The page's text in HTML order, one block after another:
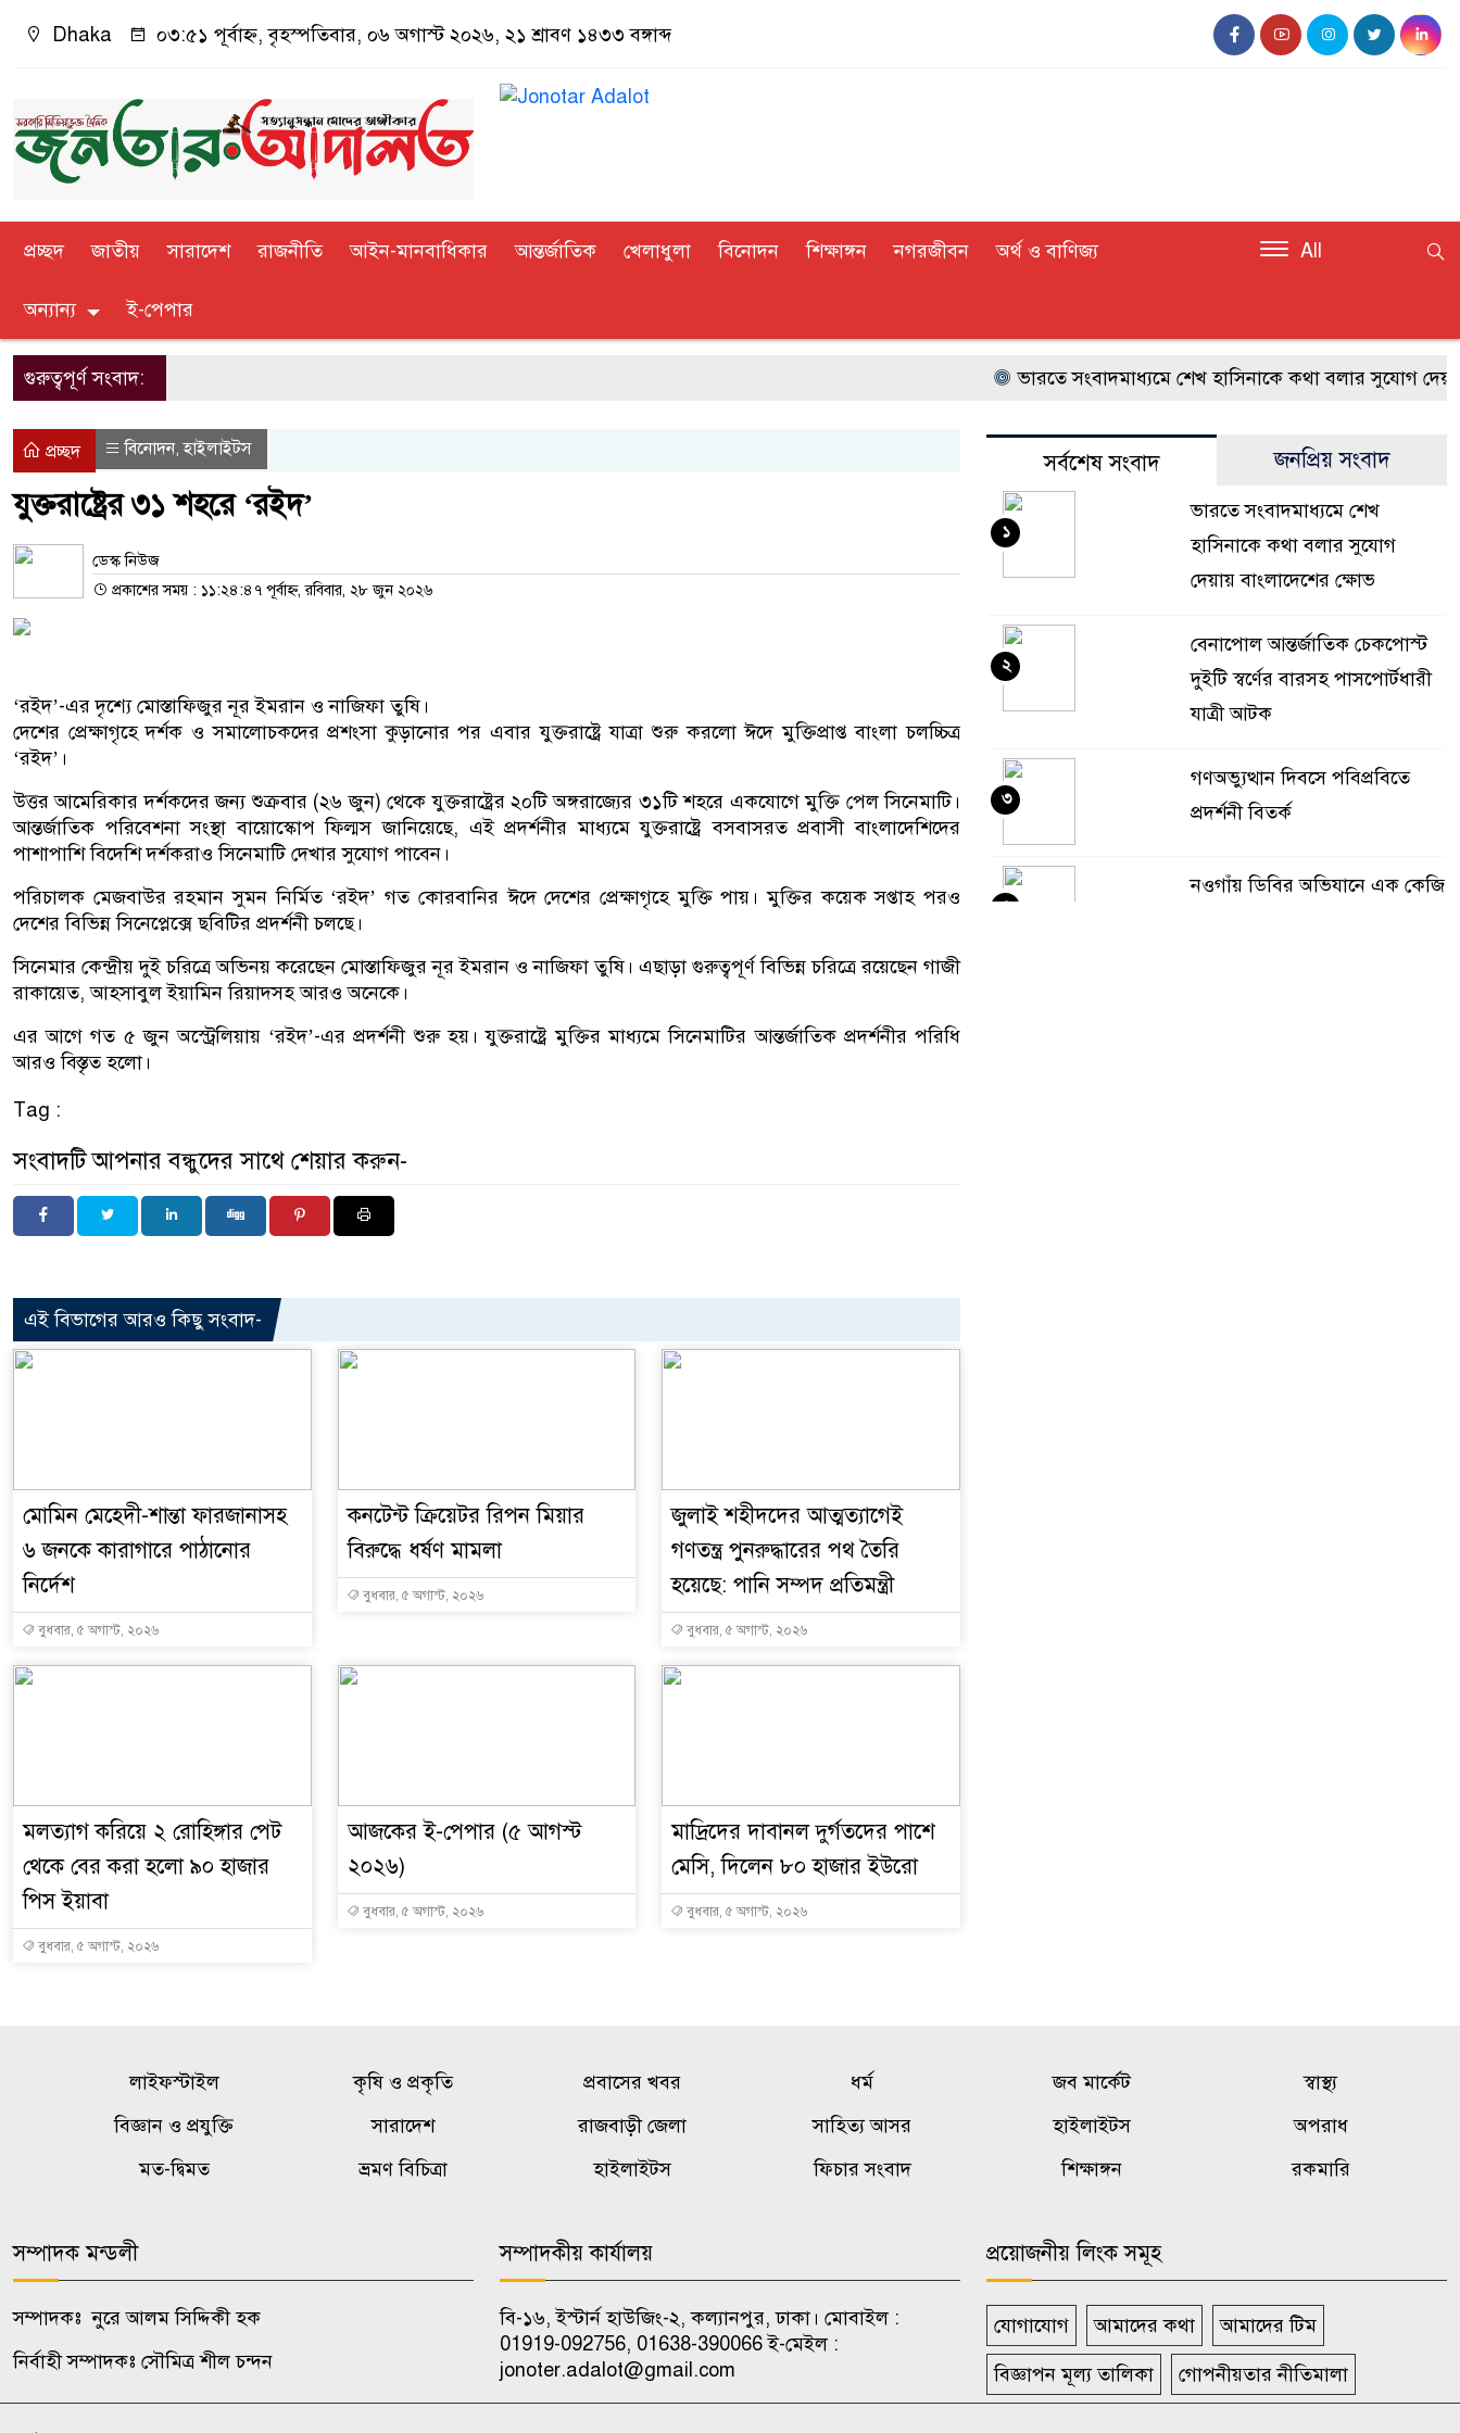
Dhaka ০৩:৫১ পূর্বাহ্ন, বৃহস্পতিবার, ০৬ অগাস্ট ২০২৬, ২১ শ্রাবণ ১৪৩৩ বঙ্গাব্দ
প্রচ্ছদ জাতীয় সারাদেশ রাজনীতি আইন-মানবাধিকার আন্তর্জাতিক খেলাধুলা বিনোদন শিক্ষাঙ্গন নগরজীবন অর্থ ও বাণিজ্য
অন্যান্য ই-পেপার
All
গুরুত্বপূর্ণ সংবাদ: ভারতে সংবাদমাধ্যমে শেখ হাসিনাকে কথা বলার সুযোগ দেয়ায়
প্রচ্ছদ বিনোদন,হাইলাইটস
যুক্তরাষ্ট্রের ৩১ শহরে ‘রইদ’
ডেস্ক নিউজ
প্রকাশের সময় : ১১:২৪:৪৭ পূর্বাহ্ন, রবিবার, ২৮ জুন ২০২৬
‘রইদ’-এর দৃশ্যে মোস্তাফিজুর নূর ইমরান ও নাজিফা তুষি।
দেশের প্রেক্ষাগৃহে দর্শক ও সমালোচকদের প্রশংসা কুড়ানোর পর এবার যুক্তরাষ্ট্রে যাত্রা শুরু করলো ঈদে মুক্তিপ্রাপ্ত বাংলা চলচ্চিত্র
‘রইদ’।
উত্তর আমেরিকার দর্শকদের জন্য শুক্রবার (২৬ জুন) থেকে যুক্তরাষ্ট্রের ২০টি অঙ্গরাজ্যের ৩১টি শহরে একযোগে মুক্তি পেল সিনেমাটি।
আন্তর্জাতিক পরিবেশনা সংস্থা বায়োস্কোপ ফিল্মস জানিয়েছে, এই প্রদর্শনীর মাধ্যমে যুক্তরাষ্ট্রে বসবাসরত প্রবাসী বাংলাদেশিদের
পাশাপাশি বিদেশি দর্শকরাও সিনেমাটি দেখার সুযোগ পাবেন।
পরিচালক মেজবাউর রহমান সুমন নির্মিত ‘রইদ’ গত কোরবানির ঈদে দেশের প্রেক্ষাগৃহে মুক্তি পায়। মুক্তির কয়েক সপ্তাহ পরও
দেশের বিভিন্ন সিনেপ্লেক্সে ছবিটির প্রদর্শনী চলছে।
সিনেমার কেন্দ্রীয় দুই চরিত্রে অভিনয় করেছেন মোস্তাফিজুর নূর ইমরান ও নাজিফা তুষি। এছাড়া গুরুত্বপূর্ণ বিভিন্ন চরিত্রে রয়েছেন গাজী
রাকায়েত, আহসাবুল ইয়ামিন রিয়াদসহ আরও অনেকে।
এর আগে গত ৫ জুন অস্ট্রেলিয়ায় ‘রইদ’-এর প্রদর্শনী শুরু হয়। যুক্তরাষ্ট্রে মুক্তির মাধ্যমে সিনেমাটির আন্তর্জাতিক প্রদর্শনীর পরিধি
আরও বিস্তৃত হলো।
Tag :
সংবাদটি আপনার বন্ধুদের সাথে শেয়ার করুন-
এই বিভাগের আরও কিছু সংবাদ-
মোমিন মেহেদী-শান্তা ফারজানাসহ
৬ জনকে কারাগারে পাঠানোর
নির্দেশ
বুধবার, ৫ অগাস্ট, ২০২৬
কনটেন্ট ক্রিয়েটর রিপন মিয়ার
বিরুদ্ধে ধর্ষণ মামলা
বুধবার, ৫ অগাস্ট, ২০২৬
জুলাই শহীদদের আত্মত্যাগেই
গণতন্ত্র পুনরুদ্ধারের পথ তৈরি
হয়েছে: পানি সম্পদ প্রতিমন্ত্রী
বুধবার, ৫ অগাস্ট, ২০২৬
মলত্যাগ করিয়ে ২ রোহিঙ্গার পেট
থেকে বের করা হলো ৯০ হাজার
পিস ইয়াবা
বুধবার, ৫ অগাস্ট, ২০২৬
আজকের ই-পেপার (৫ আগস্ট
২০২৬)
বুধবার, ৫ অগাস্ট, ২০২৬
মাদ্রিদের দাবানল দুর্গতদের পাশে
মেসি, দিলেন ৮০ হাজার ইউরো
বুধবার, ৫ অগাস্ট, ২০২৬
সর্বশেষ সংবাদ জনপ্রিয় সংবাদ
ভারতে সংবাদমাধ্যমে শেখ
হাসিনাকে কথা বলার সুযোগ
দেয়ায় বাংলাদেশের ক্ষোভ
১
বেনাপোল আন্তর্জাতিক চেকপোস্ট
দুইটি স্বর্ণের বারসহ পাসপোর্টধারী
যাত্রী আটক
২
গণঅভ্যুত্থান দিবসে পবিপ্রবিতে
প্রদর্শনী বিতর্ক
৩
নওগাঁয় ডিবির অভিযানে এক কেজি
৪
লাইফস্টাইল কৃষি ও প্রকৃতি প্রবাসের খবর ধর্ম জব মার্কেট
স্বাস্থ্য
বিজ্ঞান ও প্রযুক্তি
সারাদেশ রাজবাড়ী জেলা সাহিত্য আসর হাইলাইটস
অপরাধ
মত-দ্বিমত
ভ্রমণ বিচিত্রা হাইলাইটস ফিচার সংবাদ শিক্ষাঙ্গন রকমারি
সম্পাদক মন্ডলী
সম্পাদকঃ নুরে আলম সিদ্দিকী হক
নির্বাহী সম্পাদকঃ সৌমিত্র শীল চন্দন
সম্পাদকীয় কার্যালয়
বি-১৬, ইস্টার্ন হাউজিং-২, কল্যানপুর, ঢাকা। মোবাইল :
01919-092756, 01638-390066 ই-মেইল :
jonoter.adalot@gmail.com
প্রয়োজনীয় লিংক সমূহ
যোগাযোগ আমাদের কথা আমাদের টিম
বিজ্ঞাপন মূল্য তালিকা গোপনীয়তার নীতিমালা